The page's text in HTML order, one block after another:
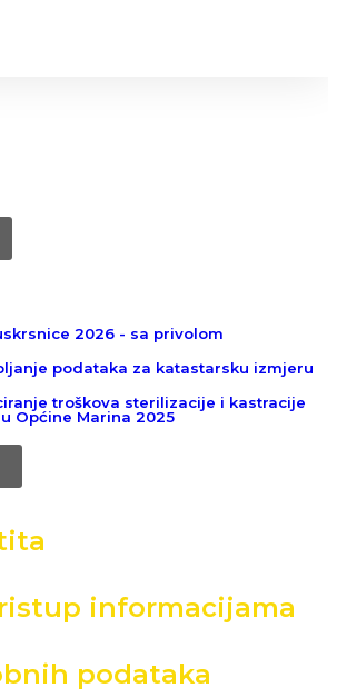
2026 - sa privolom
podataka za katastarsku izmjeru
troškova sterilizacije i kastracije
Općine Marina 2025
informacijama
podataka